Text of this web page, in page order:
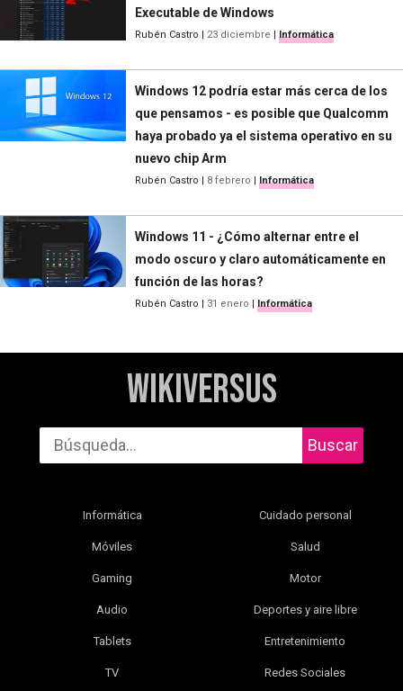
Executable de Windows
Rubén Castro 23 diciembre Informática
Windows 12 podría estar más cerca de los
que pensamos - es posible que Qualcomm
haya probado ya el sistema operativo en su
nuevo chip Arm
Rubén Castro 8 febrero Informática
Windows 11 - ¿Cómo alternar entre el
modo oscuro y claro automáticamente en
función de las horas?
Rubén Castro 31 enero Informática
WikiVersus
Buscar
Informática
Móviles
Gaming
Audio
Tablets
TV
Cuidado personal
Salud
Motor
Deportes y aire libre
Entretenimiento
Redes Sociales